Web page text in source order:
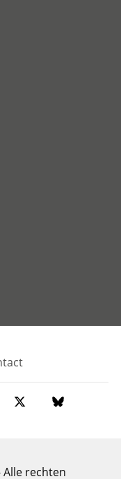
rechten